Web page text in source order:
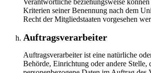
Verantwortliche beziehungsweise
Kriterien seiner Benennung nach dem
Recht der Mitgliedstaaten vorgesehen
Auftragsverarbeiter
Auftragsverarbeiter ist eine natürliche
Behörde, Einrichtung oder andere Stelle,